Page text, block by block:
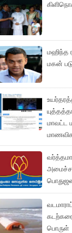
மஹிந்த
மகன்
மாவட்ட
பொருள்